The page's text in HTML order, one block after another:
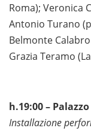
Roma); Veronica
Antonio Turano
Belmonte
Grazia Teramo
h.19:00 –
Installazione